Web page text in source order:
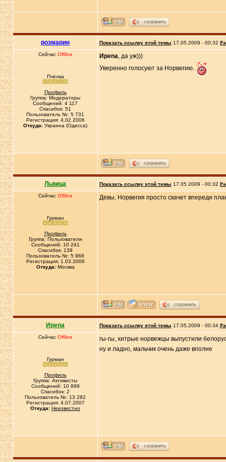
сохранить
розмарин Показать ссылку этой темы 17.05.2009 - 00:32
Сейчас Offline
Пчёлка
Профиль
Группа: Модераторы
Сообщений: 4 117
Спасибок: 51
Пользователь №: 5 731
Регистрация: 4.02.2006
Откуда: Украина (Одесса)
Иpena, да уж)))
Уверенно голосуют за Норвегию.
сохранить
Львица Показать ссылку этой темы 17.05.2009 - 00:32
Сейчас Offline
Гурман
Профиль
Группа: Пользователи
Сообщений: 10 241
Спасибок: 139
Пользователь №: 5 968
Регистрация: 1.03.2006
Откуда:Москва
Девы, Норвегия просто скачет впереди
сохранить
Иpena Показать ссылку этой темы 17.05.2009 - 00:34
Сейчас Offline
Гурман
Профиль
Группа: Активисты
Сообщений: 10 899
Спасибок: 2
Пользователь №: 13 282
Регистрация: 4.07.2007
Откуда: Неизвестно
гы-гы, хитрые норвежцы выпустили
ну и ладно, мальчик очень даже вполне
сохранить